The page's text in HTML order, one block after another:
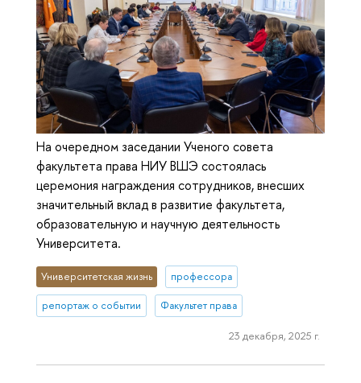
На очередном заседании Ученого совета
факультета права НИУ ВШЭ состоялась
церемония награждения сотрудников, внесших
значительный вклад в развитие факультета,
образовательную и научную деятельность
Университета.
Университетская жизнь профессора
репортаж о событии Факультет права
23 декабря, 2025 г.